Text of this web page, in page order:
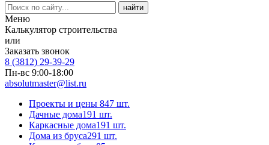
Меню
Калькулятор строительства
или
Заказать звонок
8 (3812) 29-39-29
Пн-вс 9:00-18:00
absolutmaster@list.ru
Проекты и цены 847 шт.
Дачные дома191 шт.
Каркасные дома191 шт.
Дома из бруса291 шт.